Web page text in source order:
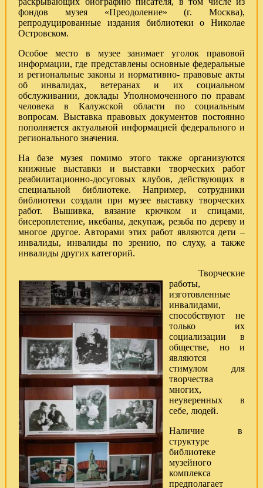
фондов музея «Преодоление» (г. Москва),
репродуцированные издания библиотеки о Николае
Островском.
Особое место в музее занимает уголок правовой
информации, где представлены основные федеральные
и региональные законы и нормативно- правовые акты
об инвалидах, ветеранах и их социальном
обслуживании, доклады Уполномоченного по правам
человека в Калужской области по социальным
вопросам. Выставка правовых документов постоянно
пополняется актуальной информацией федерального и
регионального значения.
На базе музея помимо этого также организуются
книжные выставки и выставки творческих работ
реабилитационно-досуговых клубов, действующих в
специальной библиотеке. Например, сотрудники
библиотеки создали при музее выставку творческих
работ. Вышивка, вязание крючком и спицами,
бисероплетение, икебаны, декупаж, резьба по дереву и
многое другое. Авторами этих работ являются дети –
инвалиды, инвалиды по зрению, по слуху, а также
инвалиды других категорий.
Творческие
работы,
изготовленные
инвалидами,
способствуют не
только их
социализации в
обществе, но и
являются
стимулом для
творчества
многих,
неуверенных в
себе, людей.
Наличие в
структуре
библиотеке
музейного
комплекса
предполагает